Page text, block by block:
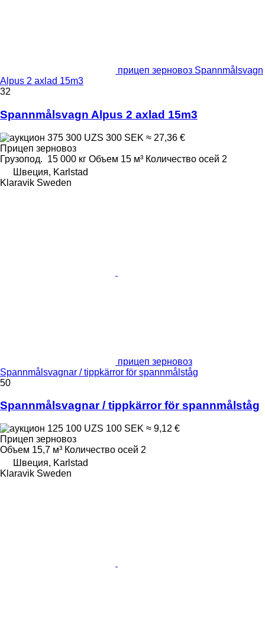
прицеп зерновоз Spannmålsvagn
Alpus 2 axlad 15m3
32
Spannmålsvagn Alpus 2 axlad 15m3
375 300 UZS 300 SEK ≈ 27,36 €
Прицеп зерновоз
Грузопод. 15 000 кг Объем 15 м³ Количество осей 2
Швеция, Karlstad
Klaravik Sweden
прицеп зерновоз
Spannmålsvagnar / tippkärror för spannmålståg
50
Spannmålsvagnar / tippkärror för spannmålståg
125 100 UZS 100 SEK ≈ 9,12 €
Прицеп зерновоз
Объем 15,7 м³ Количество осей 2
Швеция, Karlstad
Klaravik Sweden